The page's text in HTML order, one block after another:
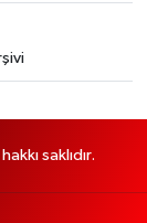
saklıdır.